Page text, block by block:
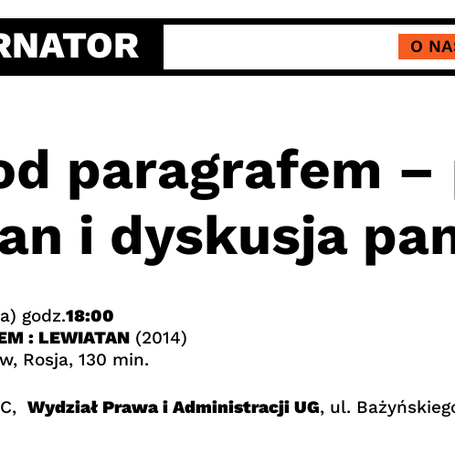
O
paragrafem
i dyskusja
godz.18:00
: LEWIATAN(2014)
Rosja, 130 min.
Wydział Prawa i Administracji UG, ul.